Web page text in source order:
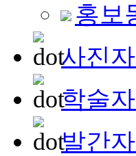
홍보
사진
학술
발간